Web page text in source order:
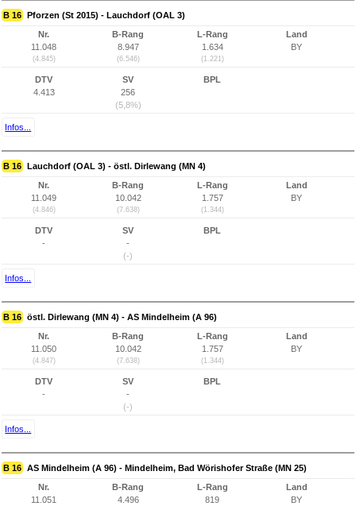
B 16 Pforzen (St 2015) - Lauchdorf (OAL 3)
Nr.
11.048
(4.845)
B-Rang
8.947
(6.546)
L-Rang
1.634
(1.221)
Land
BY
DTV
4.413
SV
256
(5,8%)
BPL
Infos...
B 16 Lauchdorf (OAL 3) - östl. Dirlewang (MN 4)
Nr.
11.049
(4.846)
B-Rang
10.042
(7.638)
L-Rang
1.757
(1.344)
Land
BY
DTV
-
SV
-
(-)
BPL
Infos...
B 16 östl. Dirlewang (MN 4) - AS Mindelheim (A 96)
Nr.
11.050
(4.847)
B-Rang
10.042
(7.638)
L-Rang
1.757
(1.344)
Land
BY
DTV
-
SV
-
(-)
BPL
Infos...
B 16 AS Mindelheim (A 96) - Mindelheim, Bad Wörishofer Straße (MN 25)
Nr.
11.051
B-Rang
4.496
L-Rang
819
Land
BY